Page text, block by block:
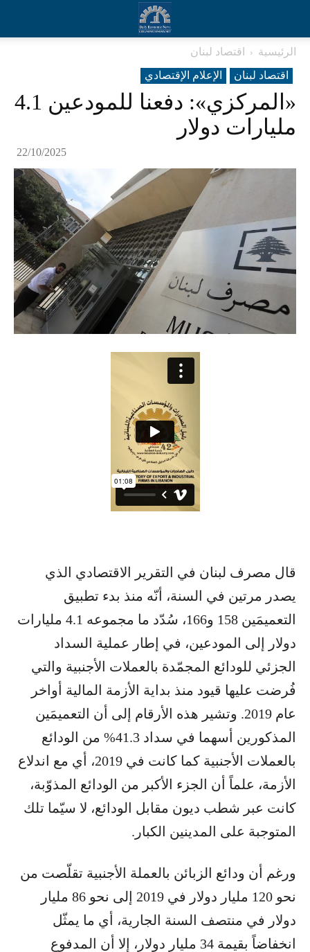
الرئيسية
اقتصاد لبنان
اقتصاد لبنان
الإعلام الإقتصادي
«المركزي»: دفعنا للمودعين 4.1
مليارات دولار
22/10/2025
قال مصرف لبنان في التقرير الاقتصادي الذي
يصدر مرتين في السنة، أنّه منذ بدء تطبيق
التعميمَين 158 و166، سُدّد ما مجموعه 4.1 مليارات
دولار إلى المودعين، في إطار عملية السداد
الجزئي للودائع المجمّدة بالعملات الأجنبية والتي
فُرضت عليها قيود منذ بداية الأزمة المالية أواخر
عام 2019. وتشير هذه الأرقام إلى أن التعميمَين
المذكورين أسهما في سداد 41.3% من الودائع
بالعملات الأجنبية كما كانت في 2019، أي مع اندلاع
الأزمة، علماً أن الجزء الأكبر من الودائع المذوّبة،
كانت عبر شطب ديون مقابل الودائع، لا سيّما تلك
المتوجبة على المدينين الكبار.
ورغم أن ودائع الزبائن بالعملة الأجنبية تقلّصت من
نحو 120 مليار دولار في 2019 إلى نحو 86 مليار
دولار في منتصف السنة الجارية، أي ما يمثّل
انخفاضاً بقيمة 34 مليار دولار، إلا أن المدفوع